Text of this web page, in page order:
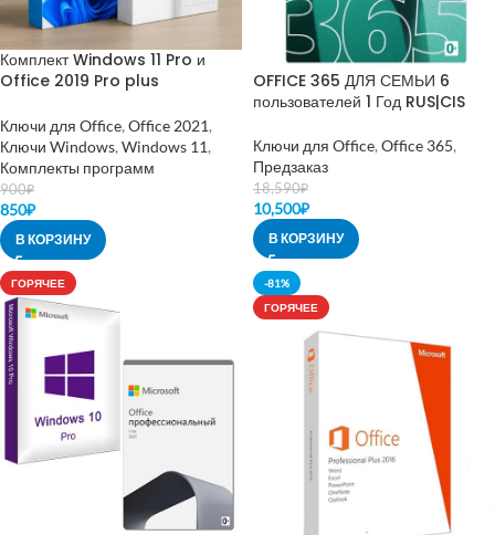
Комплект Windows 11 Pro и
Office 2019 Pro plus
Ключи для Office, Office 2021,
Ключи Windows, Windows 11,
Комплекты программ
900₽
850₽
В КОРЗИНУ
OFFICE 365 ДЛЯ СЕМЬИ 6
пользователей 1 Год RUS|CIS
Ключи для Office, Office 365,
Предзаказ
18,590₽
10,500₽
В КОРЗИНУ
ГОРЯЧЕЕ
-81%
ГОРЯЧЕЕ